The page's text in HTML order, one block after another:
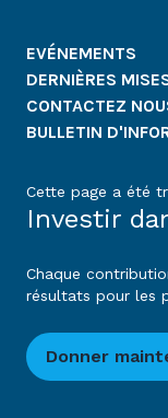
EVÉNEMENTS
DERNIÈRES
CONTACTEZ
BULLETIN
Cette page a été
Investir
Chaque
résultats pour les
Donner